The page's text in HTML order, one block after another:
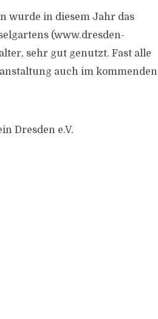
wurde in diesem Jahr das
(www.dresden-
sehr gut genutzt. Fast alle
auch im kommenden
Dresden e.V.